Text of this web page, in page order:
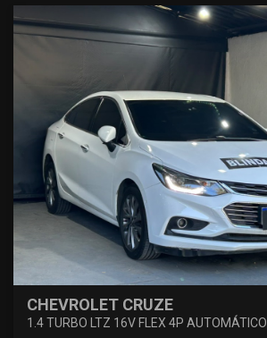
CHEVROLET CRUZE
1.4 TURBO LTZ 16V FLEX 4P AUTOMÁTICO